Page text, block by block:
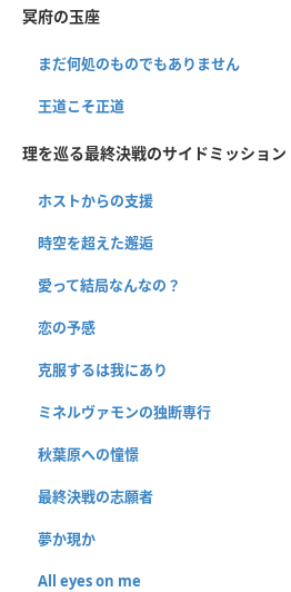
冥府の玉座
まだ何処のものでもありません
王道こそ正道
理を巡る最終決戦のサイドミッション
ホストからの支援
時空を超えた邂逅
愛って結局なんなの？
恋の予感
克服するは我にあり
ミネルヴァモンの独断専行
秋葉原への憧憬
最終決戦の志願者
夢か現か
All eyes on me